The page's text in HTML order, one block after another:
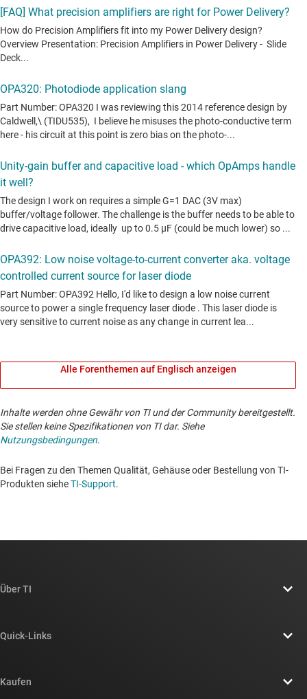
Alle Forenthemen auf Englisch anzeigen
Inhalte werden ohne Gewähr von TI und der Community bereitgestellt.
Sie stellen keine Spezifikationen von TI dar. Siehe
Nutzungsbedingungen.
Bei Fragen zu den Themen Qualität, Gehäuse oder Bestellung von TI-
Produkten sieheTI-Support. ​​​​​​​​​​​​​​
Über TI
Newsroom
Quick-Links
Kaufen